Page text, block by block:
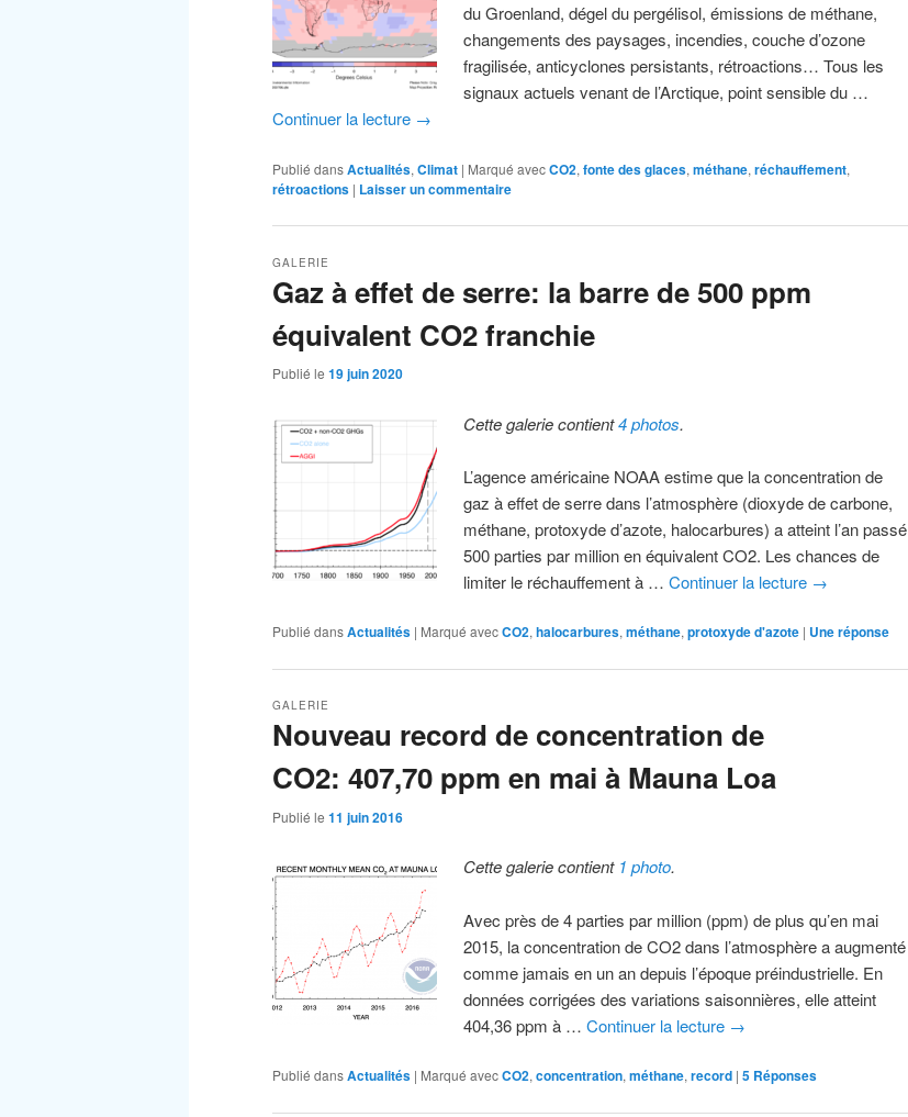
du Groenland, dégel du pergélisol, émissions de méthane,
changements des paysages, incendies, couche d’ozone
fragilisée, anticyclones persistants, rétroactions… Tous les
signaux actuels venant de l’Arctique, point sensible du …
Continuer la lecture →
Publié dansActualités, Climat | Marqué avecCO2, fonte des glaces, méthane, réchauffement,
rétroactions | Laisser un commentaire
Gaz à effet de serre: la barre de 500 ppm
équivalent CO2 franchie
GALERIE
Publié le 19 juin 2020
Cette galerie contient4 photos.
L’agence américaine NOAA estime que la concentration de
gaz à effet de serre dans l’atmosphère (dioxyde de carbone,
méthane, protoxyde d’azote, halocarbures) a atteint l’an passé
500 parties par million en équivalent CO2. Les chances de
limiter le réchauffement à …Continuer la lecture →
Publié dansActualités | Marqué avecCO2,halocarbures,méthane,protoxyde d'azote | Uneréponse
Nouveau record de concentration de
CO2: 407,70 ppm en mai à Mauna Loa
GALERIE
Publié le 11 juin 2016
Cette galerie contient 1 photo.
Avec près de 4 parties par million (ppm) de plus qu’en mai
2015, la concentration de CO2 dans l’atmosphère a augmenté
comme jamais en un an depuis l’époque préindustrielle. En
données corrigées des variations saisonnières, elle atteint
404,36 ppm à …Continuer la lecture →
Publié dansActualités | Marqué avecCO2, concentration, méthane, record | 5 Réponses